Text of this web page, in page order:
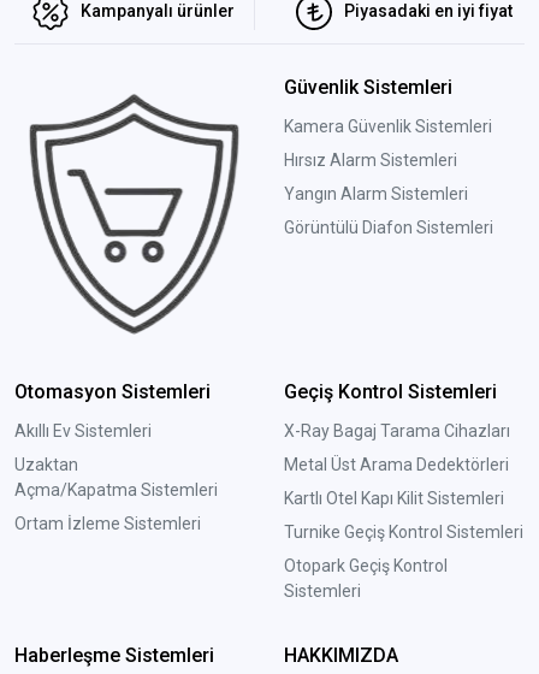
Kampanyalı ürünler Piyasadaki en iyi fiyat
Güvenlik Sistemleri
Kamera Güvenlik Sistemleri
Hırsız Alarm Sistemleri
Yangın Alarm Sistemleri
Görüntülü Diafon Sistemleri
Otomasyon Sistemleri
Akıllı Ev Sistemleri
Uzaktan
Açma/Kapatma Sistemleri
Ortam İzleme Sistemleri
Geçiş Kontrol Sistemleri
X-Ray Bagaj Tarama Cihazları
Metal Üst Arama Dedektörleri
Kartlı Otel Kapı Kilit Sistemleri
Turnike Geçiş Kontrol Sistemleri
Otopark Geçiş Kontrol
Sistemleri
Haberleşme Sistemleri HAKKIMIZDA